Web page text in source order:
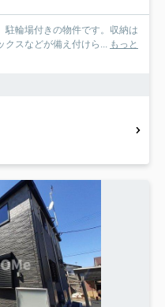
駐輪場付きの物件です。収納は
クスなどが備え付けら... もっと